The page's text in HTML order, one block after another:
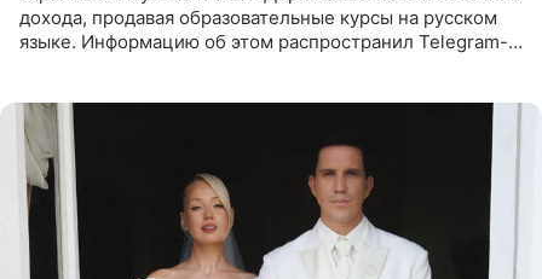
дохода, продавая образовательные курсы на русском
языке. Информацию об этом распространил Telegram-